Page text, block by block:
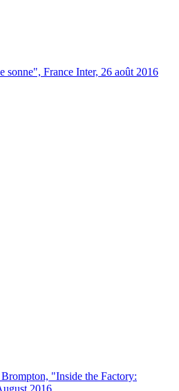
sonne", France Inter, 26 août 2016
"Inside the Factory: